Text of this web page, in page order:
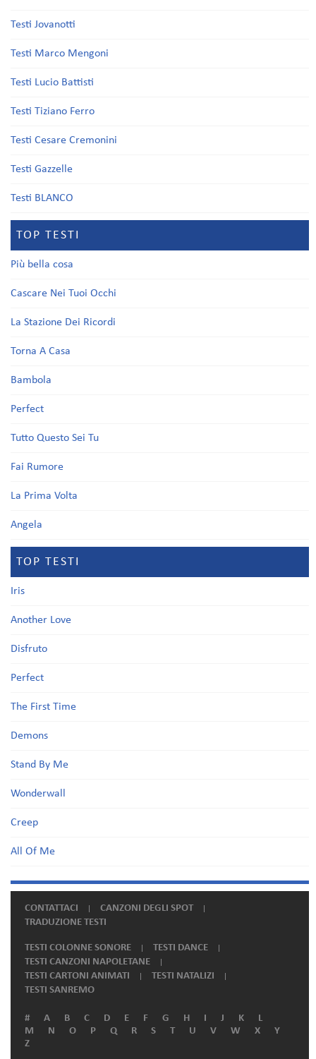
Testi Jovanotti
Testi Marco Mengoni
Testi Lucio Battisti
Testi Tiziano Ferro
Testi Cesare Cremonini
Testi Gazzelle
Testi BLANCO
TOP TESTI
Più bella cosa
Cascare Nei Tuoi Occhi
La Stazione Dei Ricordi
Torna A Casa
Bambola
Perfect
Tutto Questo Sei Tu
Fai Rumore
La Prima Volta
Angela
TOP TESTI
Iris
Another Love
Disfruto
Perfect
The First Time
Demons
Stand By Me
Wonderwall
Creep
All Of Me
CONTATTACI
CANZONI DEGLI SPOT
TRADUZIONE TESTI
TESTI COLONNE SONORE
TESTI DANCE
TESTI CANZONI NAPOLETANE
TESTI CARTONI ANIMATI
TESTI NATALIZI
TESTI SANREMO
# A B C D E F G H I J K
L
M
N O P Q R S T U V W X
Y
Z